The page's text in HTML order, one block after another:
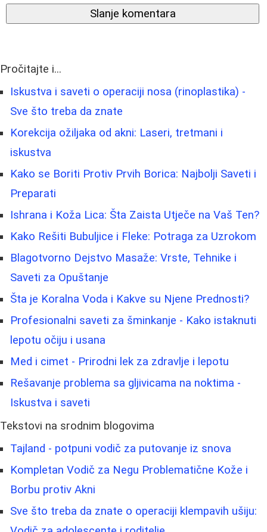
Slanje komentara
Pročitajte i...
Iskustva i saveti o operaciji nosa (rinoplastika) -
Sve što treba da znate
Korekcija ožiljaka od akni: Laseri, tretmani i
iskustva
Kako se Boriti Protiv Prvih Borica: Najbolji Saveti i
Preparati
Ishrana i Koža Lica: Šta Zaista Utječe na Vaš Ten?
Kako Rešiti Bubuljice i Fleke: Potraga za Uzrokom
Blagotvorno Dejstvo Masaže: Vrste, Tehnike i
Saveti za Opuštanje
Šta je Koralna Voda i Kakve su Njene Prednosti?
Profesionalni saveti za šminkanje - Kako istaknuti
lepotu očiju i usana
Med i cimet - Prirodni lek za zdravlje i lepotu
Rešavanje problema sa gljivicama na noktima -
Iskustva i saveti
Tekstovi na srodnim blogovima
Tajland - potpuni vodič za putovanje iz snova
Kompletan Vodič za Negu Problematične Kože i
Borbu protiv Akni
Sve što treba da znate o operaciji klempavih ušiju: